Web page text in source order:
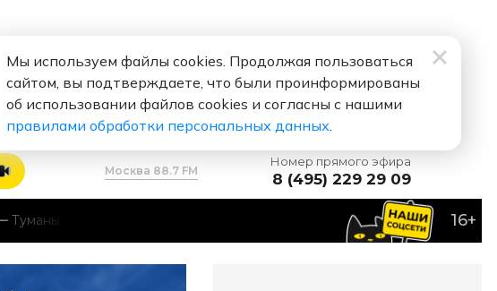
Москва 88.7 FM
Номер прямого эфира
8 (495) 229 29 09
16+
Мы используем файлы cookies. Продолжая пользоваться
сайтом, вы подтверждаете, что были проинформированы
об использовании файлов cookies и согласны с нашими
правилами обработки персональных данных.